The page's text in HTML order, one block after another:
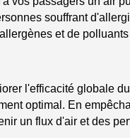
souffrant
et de
l'efficacité globale
optimal. En
un flux d'air et des